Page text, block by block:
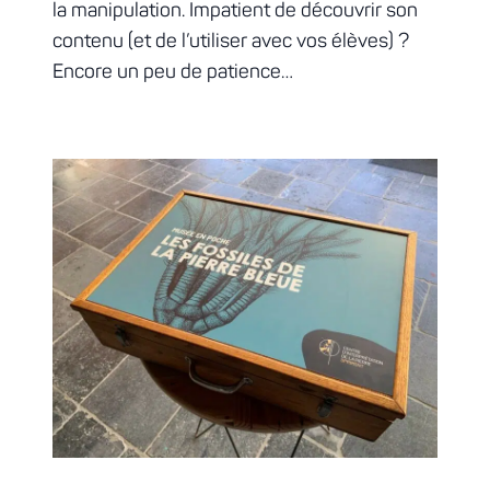
la manipulation. Impatient de découvrir son
contenu (et de l’utiliser avec vos élèves) ?
Encore un peu de patience…